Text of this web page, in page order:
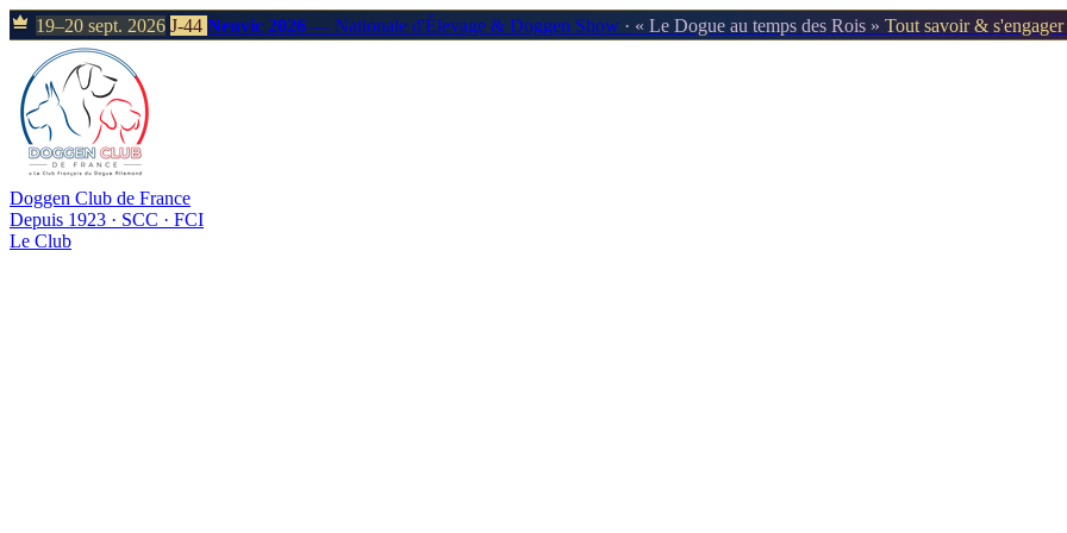
19–20 sept. 2026 J-44 Neuvic 2026 — Nationale d'Élevage & Doggen Show · « Le Dogue au temps des Rois » Tout savoir &
Doggen Club de France
Depuis 1923 · SCC · FCI
Le Club